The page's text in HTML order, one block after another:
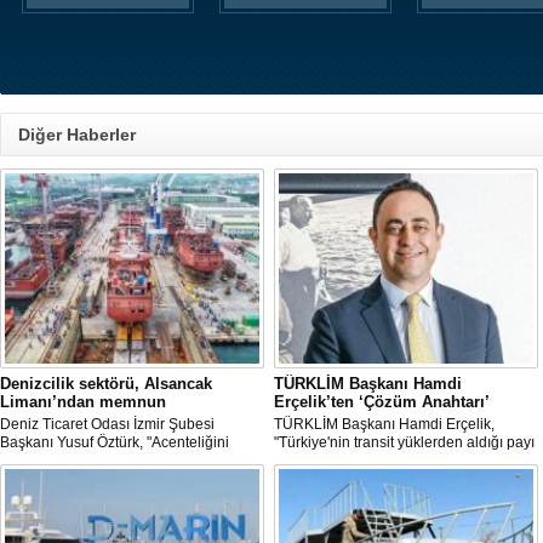
Diğer Haberler
Denizcilik sektörü, Alsancak
Limanı’ndan memnun
Deniz Ticaret Odası İzmir Şubesi
Başkanı Yusuf Öztürk, "Acenteliğini
yaptığımız gemi sayesinde süreci
baştan sona takip etme fırsatı buldum.
İlk günden itibaren hizmet anlayışındaki
değişimi hissettik. Operasyonlar çok
hızlı şekilde tamamlandı" dedi
TÜRKLİM Başkanı Hamdi
Erçelik’ten ‘Çözüm Anahtarı’
TÜRKLİM Başkanı Hamdi Erçelik,
"Türkiye'nin transit yüklerden aldığı payı
artırmak için kamu-özel sektör
eşgüdümünü güçlendirmeli; liman,
demiryolu, kara yolu ve dijital altyapı
yatırımlarını bütüncül bir anlayışla
hayata geçirmeliyiz" dedi.